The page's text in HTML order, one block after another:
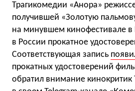
Трагикомедии «Анора»
получившей «Золотую
на минувшем кинофестивале в
в России прокатное
Соответствующая запись
прокатных удостоверений
обратил внимание кинокритик